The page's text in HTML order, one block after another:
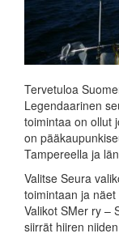
Tervetuloa
Legendaarinen
toimintaa on ollut
on
Tampereella ja
Valitse Seura
toimintaan ja
Valikot SMer ry –
siirrät hiiren